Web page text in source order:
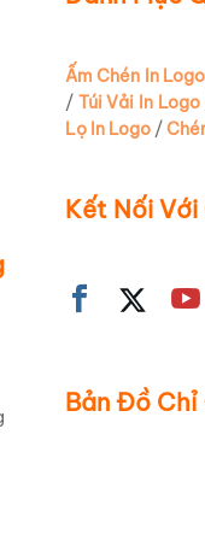
lại
chỉ
Ấm Chén In Logo
/ Túi Vải In Logo
Lọ In Logo/
Kết Nối Với
Bản Đồ